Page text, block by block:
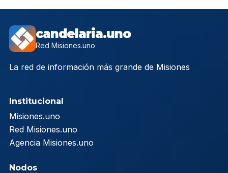
candelaria.uno
Red Misiones.uno
La red de información más grande de Misiones
Institucional
Misiones.uno
Red Misiones.uno
Agencia Misiones.uno
Nodos